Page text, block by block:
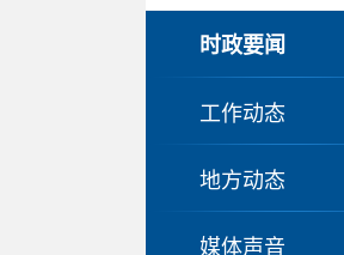
时政要闻
工作动态
地方动态
媒体声音